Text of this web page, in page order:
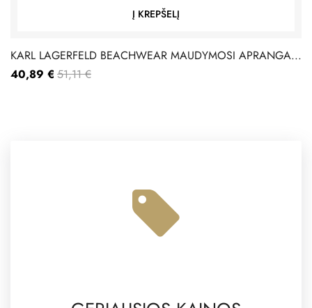
Į KREPŠELĮ
KARL LAGERFELD BEACHWEAR MAUDYMOSI APRANGA...
40,89 € 51,11 €